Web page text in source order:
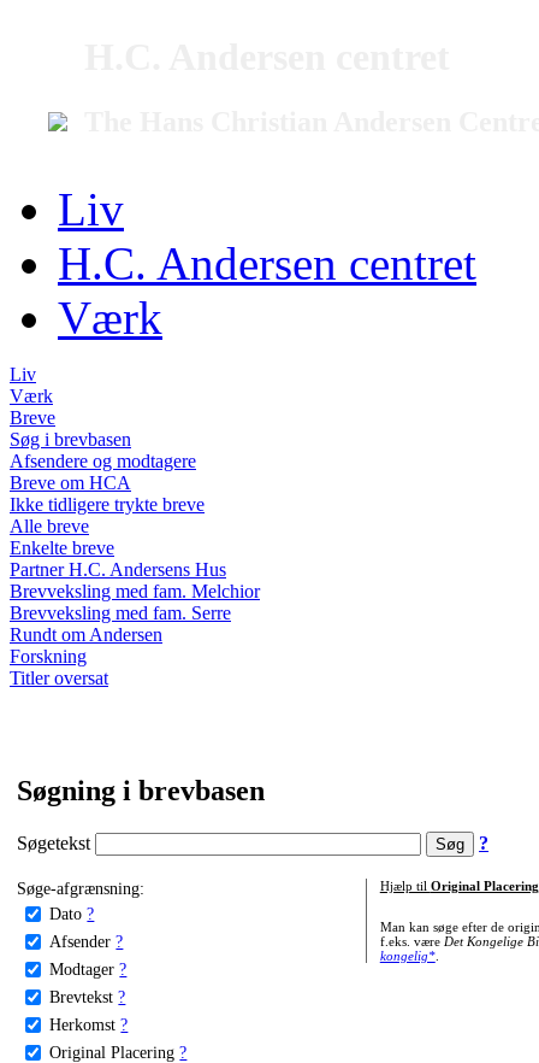
Liv
H.C. Andersen centret
Værk
Liv
Værk
Breve
Søg i brevbasen
Afsendere og modtagere
Breve om HCA
Ikke tidligere trykte breve
Alle breve
Enkelte breve
Partner H.C. Andersens Hus
Brevveksling med fam. Melchior
Brevveksling med fam. Serre
Rundt om Andersen
Forskning
Titler oversat
Søgning i brevbasen
Søgetekst ?
Søge-afgrænsning:
Dato ?
Afsender ?
Modtager ?
Brevtekst ?
Herkomst ?
Original Placering ?
Hjælp til Original Placering
Man kan søge efter de
f.eks. være Det Kongelige
kongelig*.